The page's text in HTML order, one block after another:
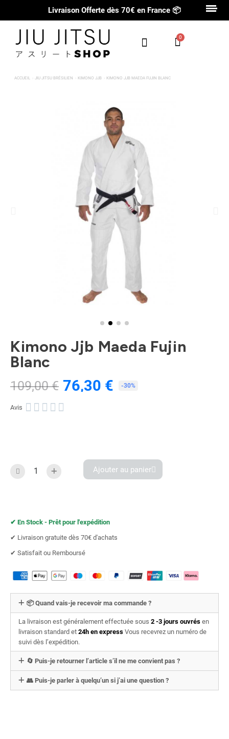
Livraison Offerte dès 70€ en France 📦
ACCUEIL JIU JITSU BRÉSILIEN KIMONO JJB KIMONO JJB MAEDA FUJIN BLANC
Kimono Jjb Maeda Fujin
Blanc
109,00 € 76,30 € -30%
Avis     
Ajouter au panier
✔︎ En Stock - Prêt pour l'expédition
✔︎ Livraison gratuite dès 70€ d'achats
✔︎ Satisfait ou Remboursé
📦 Quand vais-je recevoir ma commande ?
La livraison est généralement effectuée sous 2 -3 jours ouvrés en
livraison standard et 24h en express Vous recevrez un numéro de
suivi dès l’expédition.
🔄 Puis-je retourner l’article s’il ne me convient pas ?
👥 Puis-je parler à quelqu’un si j’ai une question ?